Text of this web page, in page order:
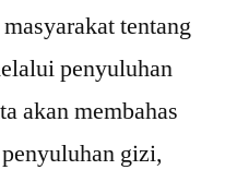
tentang
penyuluhan
akan membahas
gizi,